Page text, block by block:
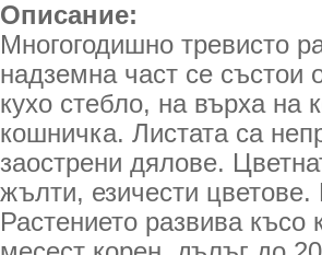
Описание:
Многогодишно тревисто
надземна част се състои
кухо стебло, на върха на
кошничка. Листата са
заострени дялове.
жълти, езичести
Растението развива